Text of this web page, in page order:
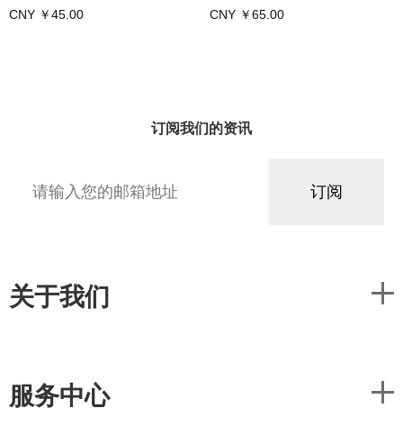
CNY ￥45.00 CNY ￥65.00
订阅我们的资讯
关于我们
服务中心